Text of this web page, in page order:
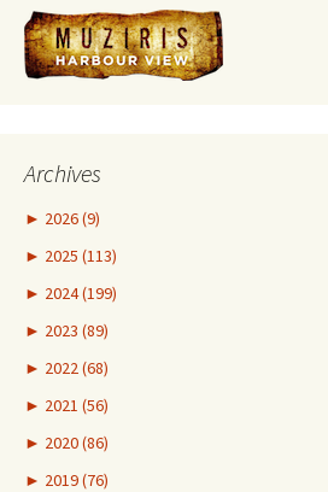
Archives
► 2026 (9)
► 2025 (113)
► 2024 (199)
► 2023 (89)
► 2022 (68)
► 2021 (56)
► 2020 (86)
► 2019 (76)